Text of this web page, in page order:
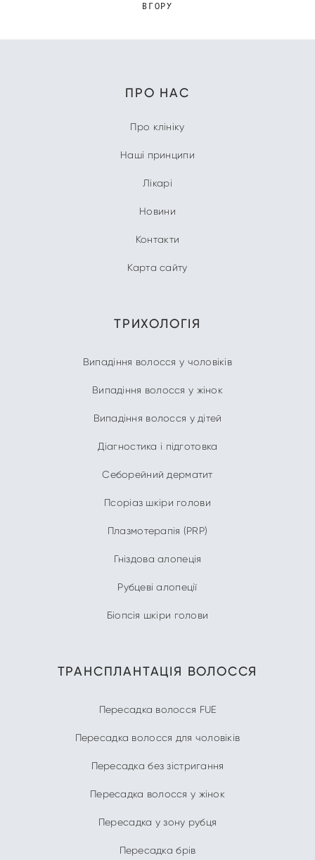
ВГОРУ
ПРО НАС
Про клініку
Наші принципи
Лікарі
Новини
Контакти
Карта сайту
ТРИХОЛОГІЯ
Випадіння волосся у чоловіків
Випадіння волосся у жінок
Випадіння волосся у дітей
Діагностика і підготовка
Себорейний дерматит
Псоріаз шкіри голови
Плазмотерапія (PRP)
Гніздова алопеція
Рубцеві алопеції
Біопсія шкіри голови
ТРАНСПЛАНТАЦІЯ ВОЛОССЯ
Пересадка волосся FUE
Пересадка волосся для чоловіків
Пересадка без зістригання
Пересадка волосся у жінок
Пересадка у зону рубця
Пересадка брів